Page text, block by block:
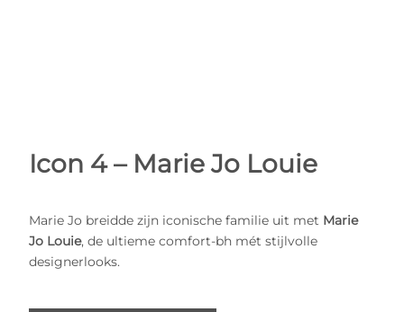
Icon 4 – Marie Jo Louie
Marie Jo breidde zijn iconische familie uit met Marie
Jo Louie, de ultieme comfort-bh mét stijlvolle
designerlooks.